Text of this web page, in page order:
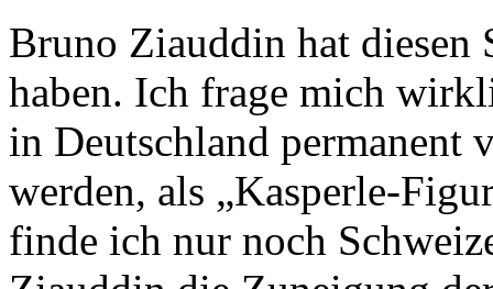
Bruno Ziauddin hat diesen
haben. Ich frage mich
in Deutschland permanent
werden, als „Kasperle-
finde ich nur noch